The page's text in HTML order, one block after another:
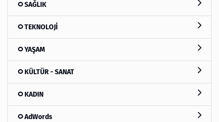
SAĞLIK
TEKNOLOJİ
YAŞAM
KÜLTÜR - SANAT
KADIN
AdWords